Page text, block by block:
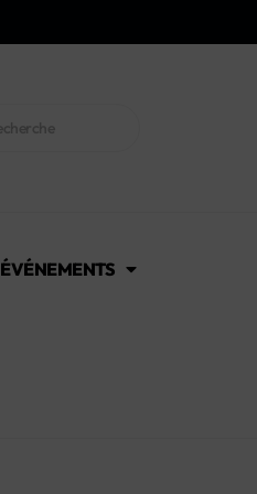
ÉVÉNEMENTS